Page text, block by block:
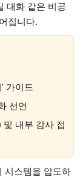
대화 같은 비공
집니다.
가이드
선언
및 내부 감사 접
시스템을 압도하